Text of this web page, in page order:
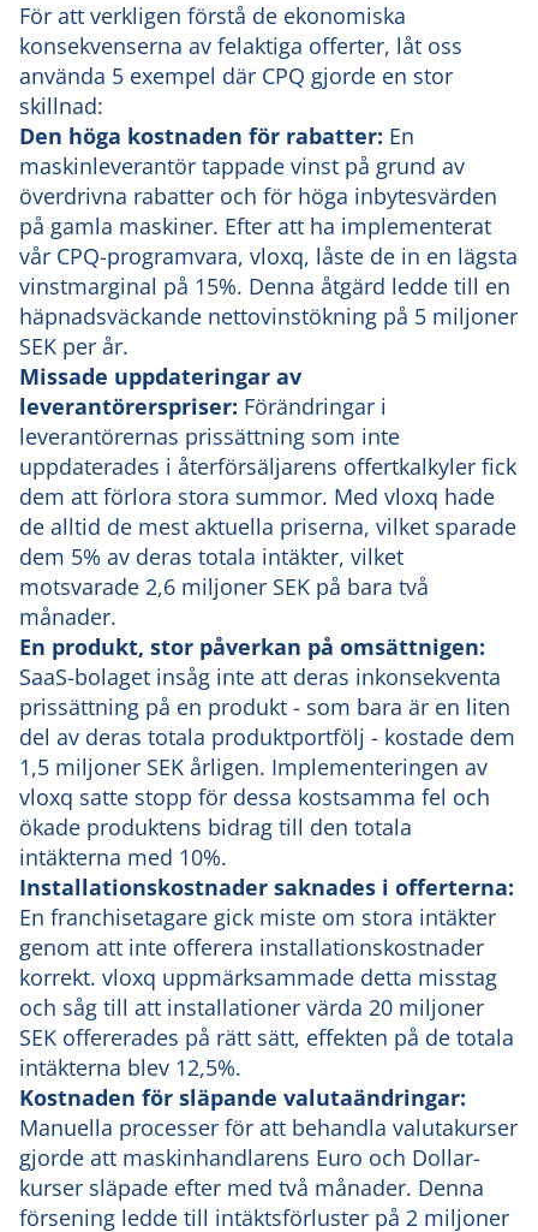
För att verkligen förstå de ekonomiska
konsekvenserna av felaktiga offerter, låt oss
använda 5 exempel där CPQ gjorde en stor
skillnad:
Den höga kostnaden för rabatter: En
maskinleverantör tappade vinst på grund av
överdrivna rabatter och för höga inbytesvärden
på gamla maskiner. Efter att ha implementerat
vår CPQ-programvara, vloxq, låste de in en lägsta
vinstmarginal på 15%. Denna åtgärd ledde till en
häpnadsväckande nettovinstökning på 5 miljoner
SEK per år.
Missade uppdateringar av
leverantörerspriser: Förändringar i
leverantörernas prissättning som inte
uppdaterades i återförsäljarens offertkalkyler fick
dem att förlora stora summor. Med vloxq hade
de alltid de mest aktuella priserna, vilket sparade
dem 5% av deras totala intäkter, vilket
motsvarade 2,6 miljoner SEK på bara två
månader.
En produkt, stor påverkan på omsättnigen:
SaaS-bolaget insåg inte att deras inkonsekventa
prissättning på en produkt - som bara är en liten
del av deras totala produktportfölj - kostade dem
1,5 miljoner SEK årligen. Implementeringen av
vloxq satte stopp för dessa kostsamma fel och
ökade produktens bidrag till den totala
intäkterna med 10%.
Installationskostnader saknades i offerterna:
En franchisetagare gick miste om stora intäkter
genom att inte offerera installationskostnader
korrekt. vloxq uppmärksammade detta misstag
och såg till att installationer värda 20 miljoner
SEK offererades på rätt sätt, effekten på de totala
intäkterna blev 12,5%.
Kostnaden för släpande valutaändringar:
Manuella processer för att behandla valutakurser
gjorde att maskinhandlarens Euro och Dollar-
kurser släpade efter med två månader. Denna
försening ledde till intäktsförluster på 2 miljoner